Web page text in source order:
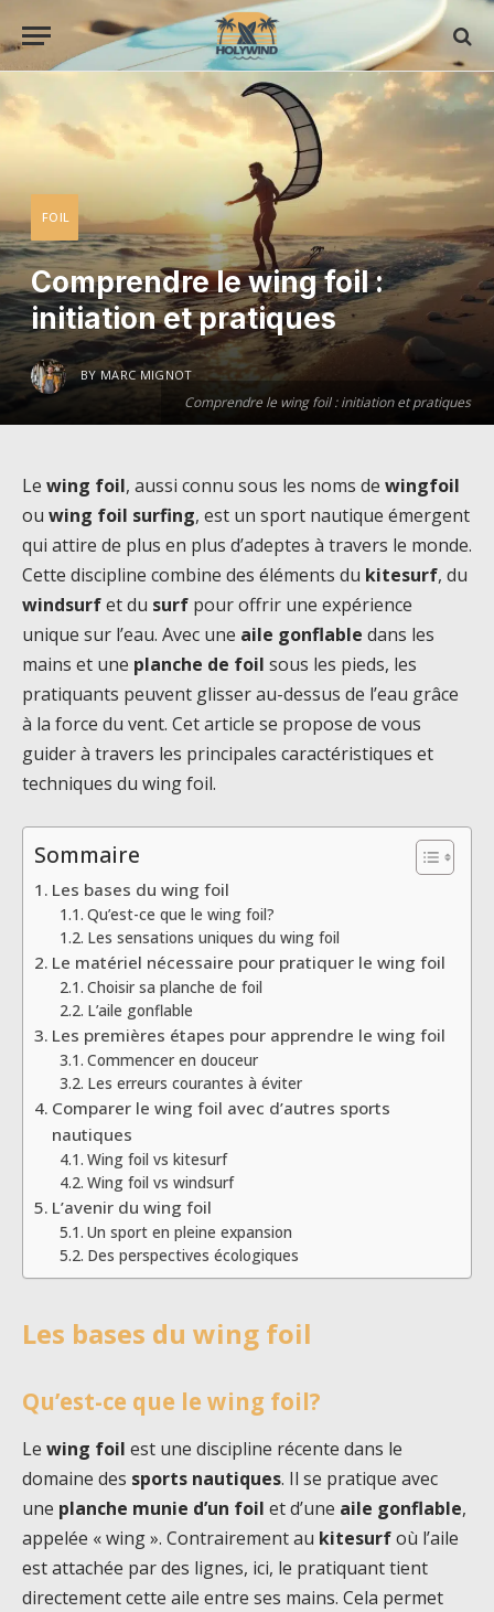
Comprendre le wing foil : initiation et pratiques
FOIL
Comprendre le wing foil :
initiation et pratiques
BY MARC MIGNOT
Le wing foil, aussi connu sous les noms de wingfoil
ou wing foil surfing, est un sport nautique émergent
qui attire de plus en plus d’adeptes à travers le monde.
Cette discipline combine des éléments du kitesurf, du
windsurfet du surf pour offrir une expérience
unique sur l’eau. Avec une aile gonflable dans les
mains et une planche de foil sous les pieds, les
pratiquants peuvent glisser au-dessus de l’eau grâce
à la force du vent. Cet article se propose de vous
guider à travers les principales caractéristiques et
techniques du wing foil.
Sommaire
Les bases du wing foil
Qu’est-ce que le wing foil?
Les sensations uniques du wing foil
Le matériel nécessaire pour pratiquer le wing foil
Choisir sa planche de foil
L’aile gonflable
Les premières étapes pour apprendre le wing foil
Commencer en douceur
Les erreurs courantes à éviter
Comparer le wing foil avec d’autres sports
nautiques
Wing foil vs kitesurf
Wing foil vs windsurf
L’avenir du wing foil
Un sport en pleine expansion
Des perspectives écologiques
Les bases du wing foil
Qu’est-ce que le wing foil?
Le wing foil est une discipline récente dans le
domaine des sports nautiques. Il se pratique avec
une planche munie d’un foil et d’une aile gonflable,
appelée « wing ». Contrairement au kitesurfoù l’aile
est attachée par des lignes, ici, le pratiquant tient
directement cette aile entre ses mains. Cela permet